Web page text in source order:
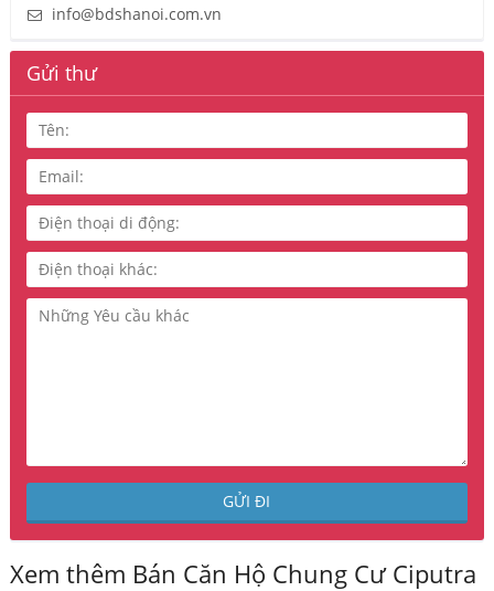
info@bdshanoi.com.vn
Gửi thư
Xem thêm Bán Căn Hộ Chung Cư Ciputra